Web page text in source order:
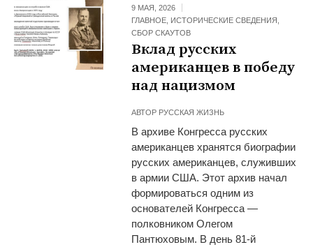
9 МАЯ, 2026
ГЛАВНОЕ ИСТОРИЧЕСКИЕ СВЕДЕНИЯ
СБОР СКАУТОВ
Вклад русских
американцев в победу
над нацизмом
АВТОР РУССКАЯ ЖИЗНЬ
В архиве Конгресса русских
американцев хранятся биографии
русских американцев, служивших
в армии США. Этот архив начал
формироваться одним из
основателей Конгресса —
полковником Олегом
Пантюховым. В день 81-й